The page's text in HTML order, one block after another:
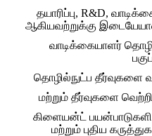
தயாரிப்பு, R&D,
ஆகியவற்றுக்கு
வாடிக்கையாளர்
தொழில்நுட்ப தீர்வுகளை
மற்றும் தீர்வுகளை
கிளையன்ட்
மற்றும் புதிய